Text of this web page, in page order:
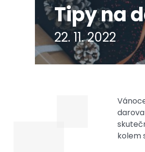
Tipy na
22. 11. 2022
kolem